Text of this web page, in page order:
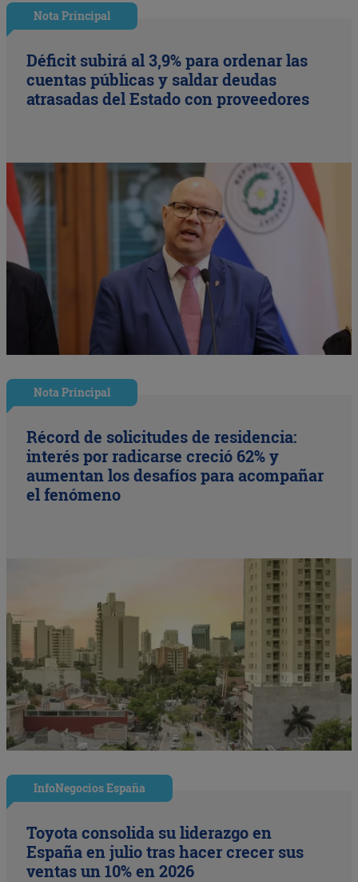
Nota Principal
Déficit subirá al 3,9% para ordenar las
cuentas públicas y saldar deudas
atrasadas del Estado con proveedores
Nota Principal
Récord de solicitudes de residencia:
interés por radicarse creció 62% y
aumentan los desafíos para acompañar
el fenómeno
InfoNegocios España
Toyota consolida su liderazgo en
España en julio tras hacer crecer sus
ventas un 10% en 2026